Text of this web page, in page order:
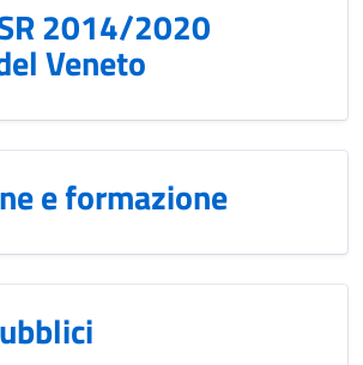
2014/2020
Veneto
e formazione